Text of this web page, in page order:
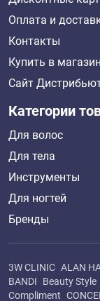
Оплата и
Контакты
Купить в
Сайт
Категории
Для волос
Для тела
Инструменты
Для ногтей
Бренды
3W CLINIC ALAN
BANDI
Beauty Style
Compliment